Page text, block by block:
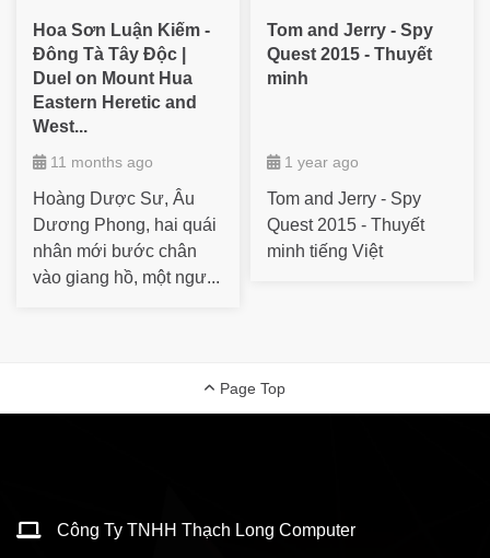
Hoa Sơn Luận Kiếm -
Đông Tà Tây Độc |
Duel on Mount Hua
Eastern Heretic and
West...
11 months ago
Hoàng Dược Sư, Âu
Dương Phong, hai quái
nhân mới bước chân
vào giang hồ, một ngư...
Tom and Jerry - Spy
Quest 2015 - Thuyết
minh
1 year ago
Tom and Jerry - Spy
Quest 2015 - Thuyết
minh tiếng Việt
Page Top
Công Ty TNHH Thạch Long Computer